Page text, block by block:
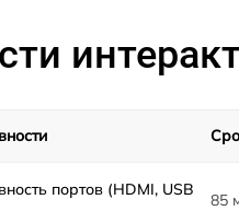
портов (HDMI, USB
85